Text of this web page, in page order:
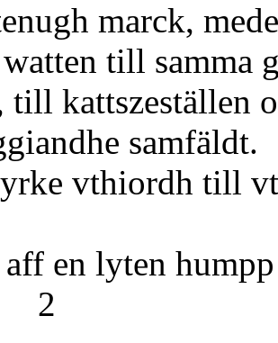
marck,
till samma
kattszeställen
samfäldt.
vthiordh till
aff en